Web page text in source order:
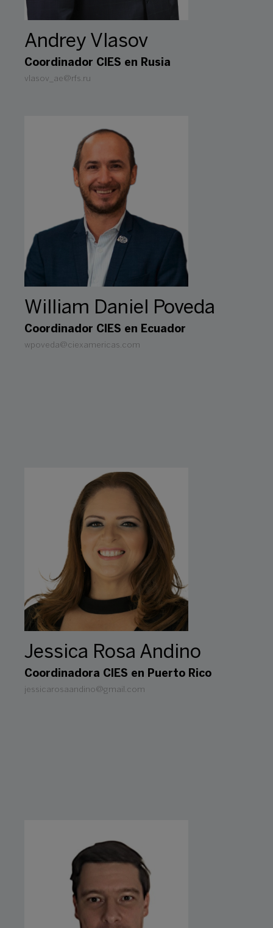
Andrey Vlasov
Coordinador CIES en Rusia
vlasov_ae@rfs.ru
William Daniel Poveda
Coordinador CIES en Ecuador
wpoveda@ciexamericas.com
Jessica Rosa Andino
Coordinadora CIES en Puerto Rico
jessicarosaandino@gmail.com